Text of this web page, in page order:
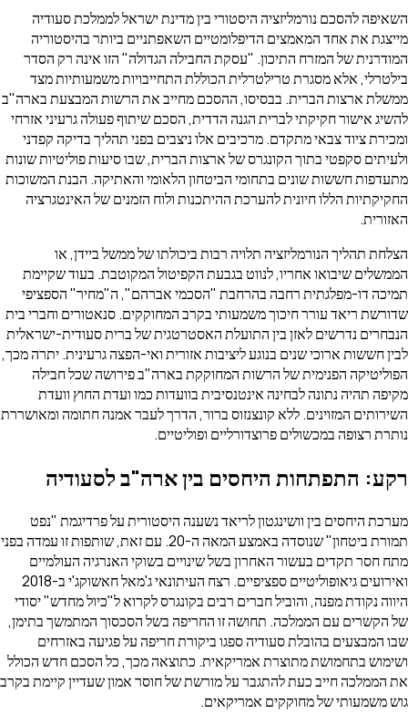
השאיפה להסכם נורמליזציה היסטורי בין מדינת ישראל לממלכת סעודיה
מייצגת את אחד המאמצים הדיפלומטיים השאפתניים ביותר בהיסטוריה
המודרנית של המזרח התיכון. "עסקת החבילה הגדולה" הזו אינה רק הסדר
בילטרלי, אלא מסגרת טרילטרלית הכוללת התחייבויות משמעותיות מצד
ממשלת ארצות הברית. בבסיסו, ההסכם מחייב את הרשות המבצעת בארה"ב
להשיג אישור חקיקתי לברית הגנה הדדית, הסכם שיתוף פעולה גרעיני אזרחי
ומכירת ציוד צבאי מתקדם. מרכיבים אלו ניצבים בפני תהליך בדיקה קפדני
ולעיתים סקפטי בתוך הקונגרס של ארצות הברית, שבו סיעות פוליטיות שונות
מתעדפות חששות שונים בתחומי הביטחון הלאומי והאתיקה. הבנת המשוכות
החקיקתיות הללו חיונית להערכת ההיתכנות ולוח הזמנים של האינטגרציה
האזורית.
הצלחת תהליך הנורמליזציה תלויה רבות ביכולתו של ממשל ביידן, או
הממשלים שיבואו אחריו, לנווט בגבעת הקפיטול המקוטבת. בעוד שקיימת
תמיכה דו-מפלגתית רחבה בהרחבת "הסכמי אברהם", ה"מחיר" הספציפי
שדורשת ריאד עורר חיכוך משמעותי בקרב המחוקקים. סנאטורים וחברי בית
הנבחרים נדרשים לאזן בין התועלת האסטרטגית של ברית סעודית-ישראלית
לבין חששות ארוכי שנים בנוגע ליציבות אזורית ואי-הפצה גרעינית. יתרה מכך,
הפוליטיקה הפנימית של הרשות המחוקקת בארה"ב פירושה שכל חבילה
מקיפה תהיה נתונה לבחינה אינטנסיבית בוועדות כמו ועדת החוץ וועדת
השירותים המזוינים. ללא קונצנזוס ברור, הדרך לעבר אמנה חתומה ומאושררת
נותרת רצופה במכשולים פרוצדורליים ופוליטיים.
רקע: התפתחות היחסים בין ארה"ב לסעודיה
מערכת היחסים בין וושינגטון לריאד נשענה היסטורית על פרדיגמת "נפט
תמורת ביטחון" שנוסדה באמצע המאה ה-20. עם זאת, שותפות זו עמדה בפני
מתח חסר תקדים בעשור האחרון בשל שינויים בשוקי האנרגיה העולמיים
ואירועים גיאופוליטיים ספציפיים. רצח העיתונאי ג'מאל חאשוקג'י ב-2018
היווה נקודת מפנה, והוביל חברים רבים בקונגרס לקרוא ל"כיול מחדש" יסודי
של הקשרים עם הממלכה. תחושה זו החריפה בשל הסכסוך המתמשך בתימן,
שבו המבצעים בהובלת סעודיה ספגו ביקורת חריפה על פגיעה באזרחים
ושימוש בתחמושת מתוצרת אמריקאית. כתוצאה מכך, כל הסכם חדש הכולל
את הממלכה חייב כעת להתגבר על מורשת של חוסר אמון שעדיין קיימת בקרב
גוש משמעותי של מחוקקים אמריקאים.